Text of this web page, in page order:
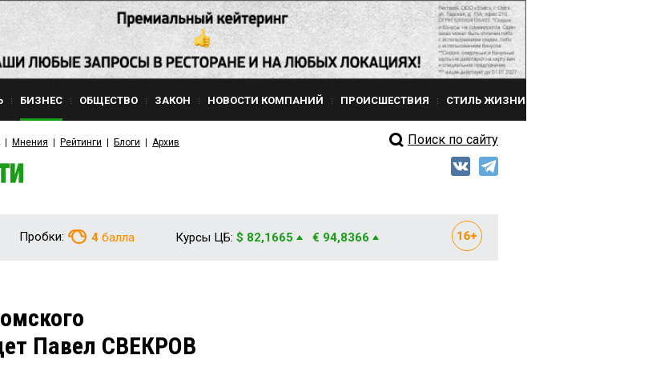
БИЗНЕС ОБЩЕСТВО ЗАКОН НОВОСТИ КОМПАНИЙ ПРОИСШЕСТВИЯ СТИЛЬ ЖИЗНИ
Мнения Рейтинги Блоги Архив Поиск по сайту
Пробки: 4 балла Курсы ЦБ: $ 82,1665 € 94,8366
Павел СВЕКРОВ